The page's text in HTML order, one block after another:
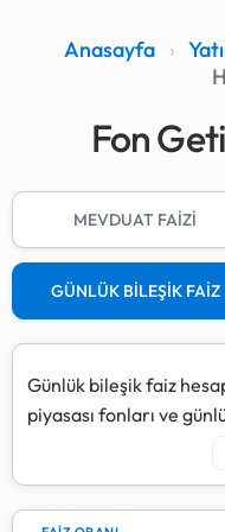
Anasayfa ›
Fon
MEVDUAT FAİZİ
GÜNLÜK BİLEŞİK FAİZ
Günlük bileşik faiz
piyasası fonları ve
kazancınızın her gün
Bu sistemde, her günün